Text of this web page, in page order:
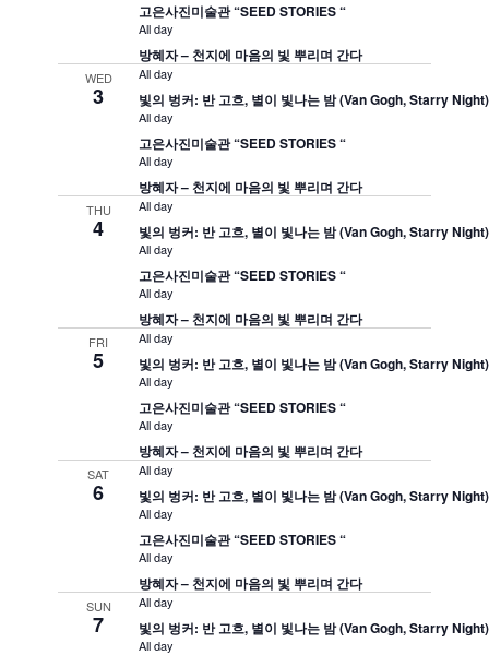
고은사진미술관 “SEED STORIES “
All day
방혜자 – 천지에 마음의 빛 뿌리며 간다
WED
3
All day
빛의 벙커: 반 고흐, 별이 빛나는 밤 (Van Gogh, Starry Night)
All day
고은사진미술관 “SEED STORIES “
All day
방혜자 – 천지에 마음의 빛 뿌리며 간다
THU
4
All day
빛의 벙커: 반 고흐, 별이 빛나는 밤 (Van Gogh, Starry Night)
All day
고은사진미술관 “SEED STORIES “
All day
방혜자 – 천지에 마음의 빛 뿌리며 간다
FRI
5
All day
빛의 벙커: 반 고흐, 별이 빛나는 밤 (Van Gogh, Starry Night)
All day
고은사진미술관 “SEED STORIES “
All day
방혜자 – 천지에 마음의 빛 뿌리며 간다
SAT
6
All day
빛의 벙커: 반 고흐, 별이 빛나는 밤 (Van Gogh, Starry Night)
All day
고은사진미술관 “SEED STORIES “
All day
방혜자 – 천지에 마음의 빛 뿌리며 간다
SUN
7
All day
빛의 벙커: 반 고흐, 별이 빛나는 밤 (Van Gogh, Starry Night)
All day